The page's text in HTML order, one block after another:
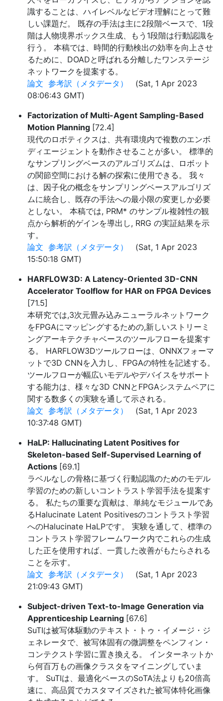
識することは、ハイレベルなビデオ理解にとって難
しい課題だ。 既存の手法は主に2段階ベースで、1段
階は人物境界ボックス生成、もう1段階は行動認識を
行う。 本稿では、時間的行動検出の効率を向上させ
るために、DOADと呼ばれる分離したワンステージ
ネットワークを提案する。
論文 参考訳（メタデータ）
(Sat, 1 Apr 2023
08:06:43 GMT)
Factorization of Multi-Agent Sampling-Based
Motion Planning [72.4]
現代のロボティクスは、共有環境内で複数のエンボ
ディエージェントを動作させることが多い。 標準的
なサンプリングベースのアルゴリズムは、ロボット
の関節空間における解の探索に使用できる。 我々
は、因子化の概念をサンプリングベースアルゴリズ
ムに統合し、既存の手法への最小限の変更しか必要
としない。 本稿では, PRM* のサンプル複雑性の観
点から解析的ゲインを導出し, RRG の実証結果を示
す。
論文 参考訳（メタデータ）
(Sat, 1 Apr 2023
15:50:18 GMT)
HARFLOW3D: A Latency-Oriented 3D-CNN
Accelerator Toolflow for HAR on FPGA Devices
[71.5]
本研究では,3次元畳み込みニューラルネットワーク
をFPGAにマッピングするための,新しいストリーミ
ングアーキテクチャベースのツールフローを提案す
る。 HARFLOW3Dツールフローは、ONNXフォーマ
ットで3D CNNを入力し、FPGAの特性を記述する。
ツールフローが幅広いモデルやデバイスをサポート
する能力は、様々な3D CNNとFPGAシステムペアに
関する数多くの実験を通して示される。
論文 参考訳（メタデータ）
(Sat, 1 Apr 2023
10:37:48 GMT)
HaLP: Hallucinating Latent Positives for
Skeleton-based Self-Supervised Learning of
Actions [69.1]
ラベルなしの骨格に基づく行動認識のためのモデル
学習のための新しいコントラスト学習手法を提案す
る。 私たちの重要な貢献は、単純なモジュールであ
るHalucinate Latent Positivesのコントラスト学習
へのHalucinate HaLPです。 実験を通して、標準の
コントラスト学習フレームワーク内でこれらの生成
した正を使用すれば、一貫した改善がもたらされる
ことを示す。
論文 参考訳（メタデータ）
(Sat, 1 Apr 2023
21:09:43 GMT)
Subject-driven Text-to-Image Generation via
Apprenticeship Learning [67.6]
SuTIは被写体駆動のテキスト・トゥ・イメージ・ジ
ェネレータで、被写体固有の微調整をペンフィン・
コンテクスト学習に置き換える。 インターネットか
ら何百万もの画像クラスタをマイニングしていま
す。 SuTIは、最適化ベースのSoTA法よりも20倍高
速に、高品質でカスタマイズされた被写体特化画像